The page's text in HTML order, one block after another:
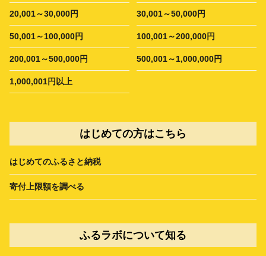
20,001～30,000円 30,001～50,000円
50,001～100,000円 100,001～200,000円
200,001～500,000円 500,001～1,000,000円
1,000,001円以上
はじめての方はこちら
はじめてのふるさと納税
寄付上限額を調べる
ふるラボについて知る